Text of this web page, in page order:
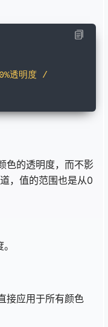
透明度 /
色的透明度，而不影
，值的范围也是从0
接应用于所有颜色